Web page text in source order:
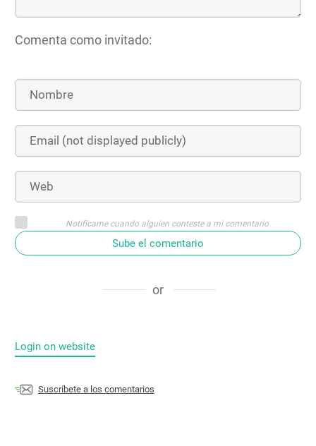
Comenta como invitado:
Notifícame cuando alguien conteste a mi comentario
Sube el comentario
or
Login on website
Suscríbete a los comentarios